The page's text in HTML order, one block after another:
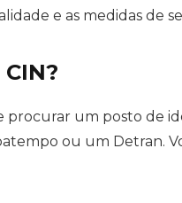
e as medidas de
procurar um posto de
ou um Detran.